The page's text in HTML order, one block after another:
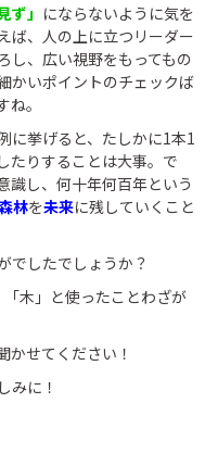
ず」 にならないように気を
、人の上に立つリーダー
し、広い視野をもってもの
かいポイントのチェックば
。
に挙げると、たしかに1本1
たりすることは大事。で
識し、何十年何百年という
林を未来に残していくこと
でしたでしょうか？
木」と使ったことわざが
かせてください！
みに！